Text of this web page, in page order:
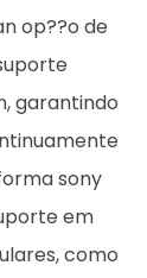
op??o de
garantindo
sony
em
como